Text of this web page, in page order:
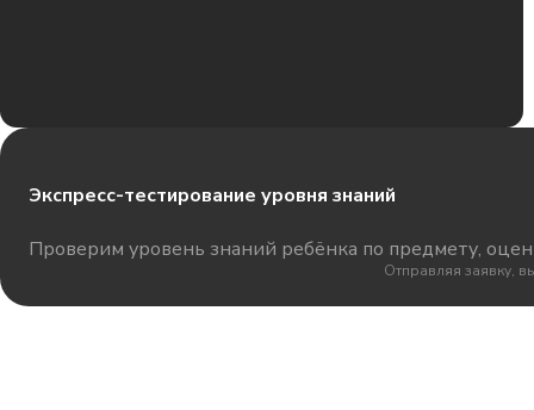
Экспресс-тестирование уровня знаний
Проверим уровень знаний ребёнка по предмету,
Отправляя заявку,